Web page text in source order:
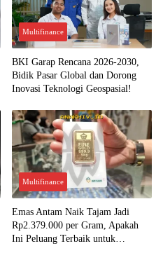
Multifinance
BKI Garap Rencana 2026-2030,
Bidik Pasar Global dan Dorong
Inovasi Teknologi Geospasial!
Multifinance
Emas Antam Naik Tajam Jadi
Rp2.379.000 per Gram, Apakah
Ini Peluang Terbaik untuk